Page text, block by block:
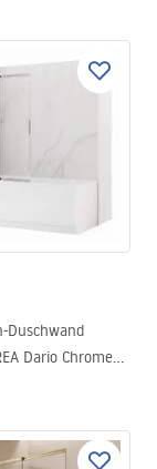
Duschwand
Dario Chrome